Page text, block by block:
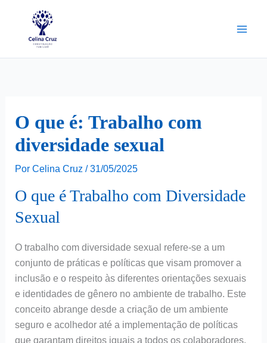
O que é: Trabalho com
diversidade sexual
Por Celina Cruz / 31/05/2025
O que é Trabalho com Diversidade
Sexual
O trabalho com diversidade sexual refere-se a um
conjunto de práticas e políticas que visam promover a
inclusão e o respeito às diferentes orientações sexuais
e identidades de gênero no ambiente de trabalho. Este
conceito abrange desde a criação de um ambiente
seguro e acolhedor até a implementação de políticas
que garantam direitos iguais a todos os colaboradores,